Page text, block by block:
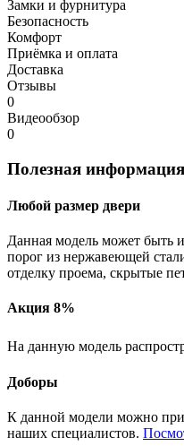
Замки и фурнитура
Безопасность
Комфорт
Приёмка и оплата
Доставка
Отзывы
0
Видеообзор
0
Полезная информация
Любой размер двери
Данная модель может быть
порог из нержавеющей
отделку проема, скрытые
Акция 8%
На данную модель
Доборы
К данной модели можно
наших специалистов.